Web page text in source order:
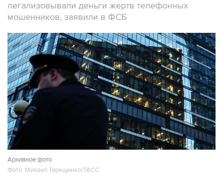
легализовывали деньги жертв телефонных
мошенников, заявили в ФСБ
Архивное фото
Фото: Михаил Терещенко/ТАСС